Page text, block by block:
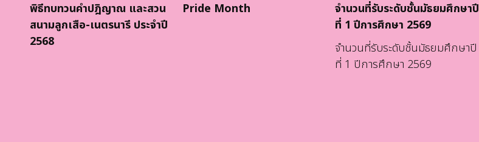
พิธีทบทวนคำปฎิญาณ และสวน
สนามลูกเสือ-เนตรนารี ประจำปี
2568
Pride Month
จำนวนที่รับระดับชั้นมัธยมศึกษาปี
ที่ 1 ปีการศึกษา 2569
จำนวนที่รับระดับชั้นมัธยมศึกษาปี
ที่ 1 ปีการศึกษา 2569